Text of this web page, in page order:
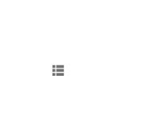
list button